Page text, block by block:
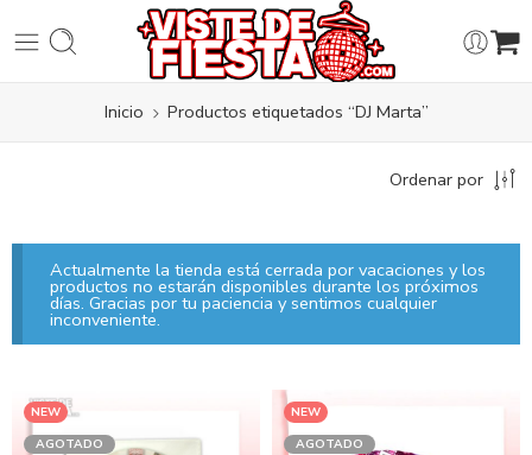
Inicio Productos etiquetados “DJ Marta”
Ordenar por
Actualmente la tienda está cerrada por vacaciones y los
productos no estarán disponibles durante los próximos
días. Gracias por tu paciencia y sentimos cualquier
inconveniente.
NEW
AGOTADO
NEW
AGOTADO